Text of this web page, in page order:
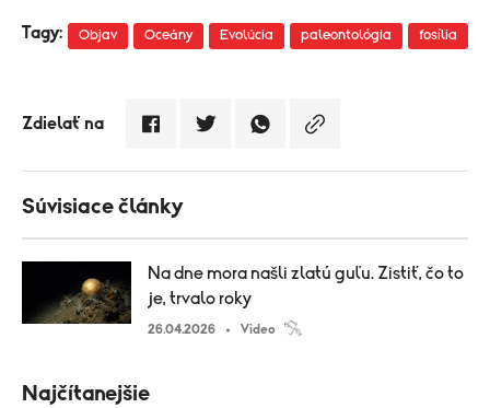
Tagy: Objav Oceány Evolúcia paleontológia fosília
Zdielať na
Súvisiace články
Na dne mora našli zlatú guľu. Zistiť, čo to
je, trvalo roky
26.04.2026 Video
Najčítanejšie